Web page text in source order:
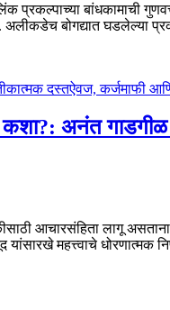
प्रकल्पाच्या बांधकामाची
बोगद्यात घडलेल्या
कशा?: अनंत गाडगीळ
आचारसंहिता लागू
यांसारखे महत्त्वाचे